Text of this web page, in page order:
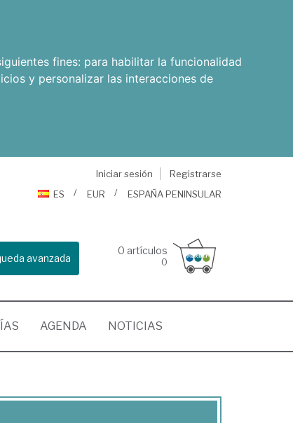
fines: para habilitar la funcionalidad
y personalizar las interacciones de
Iniciar sesión
Registrarse
ES
EUR ESPAÑA PENINSULAR
avanzada
0 artículos
0
AGENDA NOTICIAS